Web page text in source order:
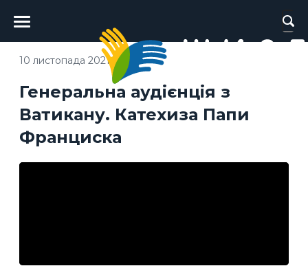
Головне
меню
Генеральна аудієнція з
Ватикану. Катехиза Папи
Франциска
10 листопада 2021